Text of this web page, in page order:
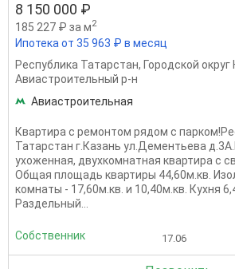
8 150 000 ₽
185 227 ₽ за м2
Ипотека от 35 963 ₽ в месяц
Республика Татарстан, Городской округ
Авиастроительный р-н
Авиастроительная
Квартира с ремонтом рядом с
Татарстан г.Казань ул.Дементьева
ухоженная, двухкомнатная квартира с
Общая площадь квартиры 44,60м.кв.
комнаты - 17,60м.кв. и 10,40м.кв. Кухня
Раздельный...
Собственник 17.06